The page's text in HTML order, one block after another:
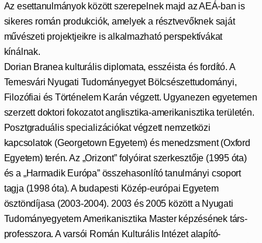
Az esettanulmányok között szerepelnek majd az AEÁ-ban is
sikeres román produkciók, amelyek a résztvevőknek saját
művészeti projektjeikre is alkalmazható perspektívákat
kínálnak.
Dorian Branea kulturális diplomata, esszéista és fordító. A
Temesvári Nyugati Tudományegyet Bölcsészettudományi,
Filozófiai és Történelem Karán végzett. Ugyanezen egyetemen
szerzett doktori fokozatot anglisztika-amerikanisztika területén.
Posztgraduális specializációkat végzett nemzetközi
kapcsolatok (Georgetown Egyetem) és menedzsment (Oxford
Egyetem) terén. Az „Orizont” folyóirat szerkesztője (1995 óta)
és a „Harmadik Európa” összehasonlító tanulmányi csoport
tagja (1998 óta). A budapesti Közép-európai Egyetem
ösztöndíjasa (2003-2004). 2003 és 2005 között a Nyugati
Tudományegyetem Amerikanisztika Master képzésének társ-
professzora. A varsói Román Kulturális Intézet alapító-